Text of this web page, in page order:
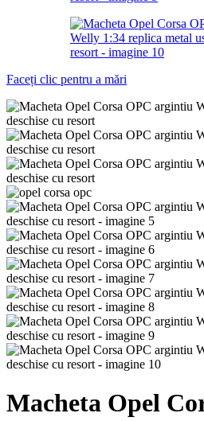
Faceți clic pentru a mări
Macheta Opel